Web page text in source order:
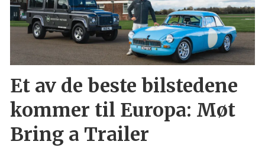
Et av de beste bilstedene
kommer til Europa: Møt
Bring a Trailer